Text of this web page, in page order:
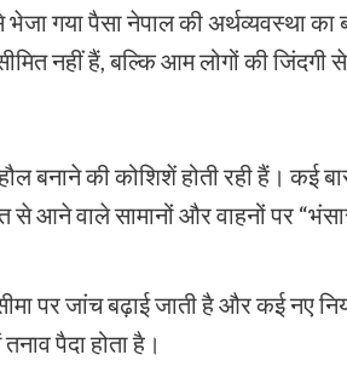
गया पैसा नेपाल की अर्थव्यवस्था का
नहीं हैं, बल्कि आम लोगों की जिंदगी
बनाने की कोशिशें होती रही हैं। कई
से आने वाले सामानों और वाहनों पर
पर जांच बढ़ाई जाती है और कई नए
पैदा होता है।